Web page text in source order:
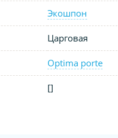
Экошпон
Царговая
Optima porte
[]